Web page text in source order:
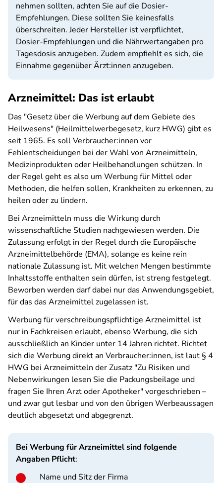
nehmen sollten, achten Sie auf die Dosier-
Empfehlungen. Diese sollten Sie keinesfalls
überschreiten. Jeder Hersteller ist verpflichtet,
Dosier-Empfehlungen und die Nährwertangaben pro
Tagesdosis anzugeben. Zudem empfiehlt es sich, die
Einnahme gegenüber Ärzt:innen anzugeben.
Arzneimittel: Das ist erlaubt
Das "Gesetz über die Werbung auf dem Gebiete des
Heilwesens" (Heilmittelwerbegesetz, kurz HWG) gibt es
seit 1965. Es soll Verbraucher:innen vor
Fehlentscheidungen bei der Wahl von Arzneimitteln,
Medizinprodukten oder Heilbehandlungen schützen. In
der Regel geht es also um Werbung für Mittel oder
Methoden, die helfen sollen, Krankheiten zu erkennen, zu
heilen oder zu lindern.
Bei Arzneimitteln muss die Wirkung durch
wissenschaftliche Studien nachgewiesen werden. Die
Zulassung erfolgt in der Regel durch die Europäische
Arzneimittelbehörde (EMA), solange es keine rein
nationale Zulassung ist. Mit welchen Mengen bestimmte
Inhaltsstoffe enthalten sein dürfen, ist streng festgelegt.
Beworben werden darf dabei nur das Anwendungsgebiet,
für das das Arzneimittel zugelassen ist.
Werbung für verschreibungspflichtige Arzneimittel ist
nur in Fachkreisen erlaubt, ebenso Werbung, die sich
ausschließlich an Kinder unter 14 Jahren richtet. Richtet
sich die Werbung direkt an Verbraucher:innen, ist laut § 4
HWG bei Arzneimitteln der Zusatz "Zu Risiken und
Nebenwirkungen lesen Sie die Packungsbeilage und
fragen Sie Ihren Arzt oder Apotheker" vorgeschrieben –
und zwar gut lesbar und von den übrigen Werbeaussagen
deutlich abgesetzt und abgegrenzt.
Bei Werbung für Arzneimittel sind folgende
Angaben Pflicht:
Name und Sitz der Firma